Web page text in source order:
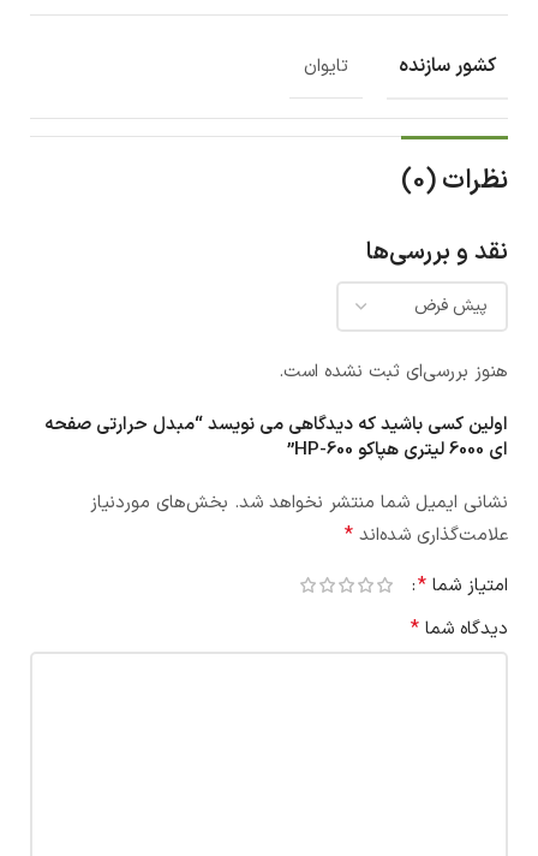
کشور سازنده تایوان
نظرات (0)
نقد و بررسی‌ها
هنوز بررسی‌ای ثبت نشده است.
اولین کسی باشید که دیدگاهی می نویسد “مبدل حرارتی صفحه
ای 6000 لیتری هپاکو HP-600”
نشانی ایمیل شما منتشر نخواهد شد. بخش‌های موردنیاز
علامت‌گذاری شده‌اند *
امتیاز شما *
دیدگاه شما *